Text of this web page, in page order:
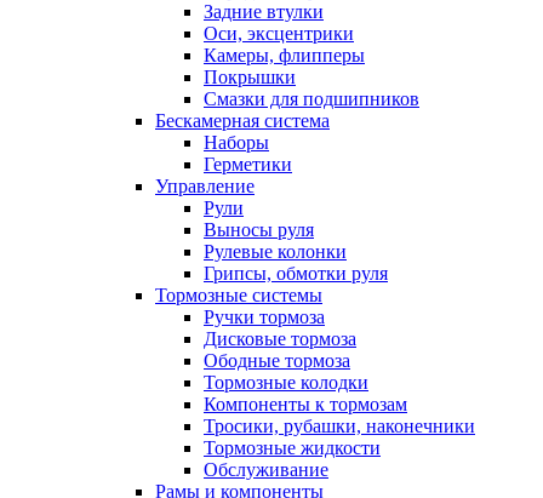
Задние втулки
Оси, эксцентрики
Камеры, флипперы
Покрышки
Смазки для подшипников
Бескамерная система
Наборы
Герметики
Управление
Рули
Выносы руля
Рулевые колонки
Грипсы, обмотки руля
Тормозные системы
Ручки тормоза
Дисковые тормоза
Ободные тормоза
Тормозные колодки
Компоненты к тормозам
Тросики, рубашки, наконечники
Тормозные жидкости
Обслуживание
Рамы и компоненты